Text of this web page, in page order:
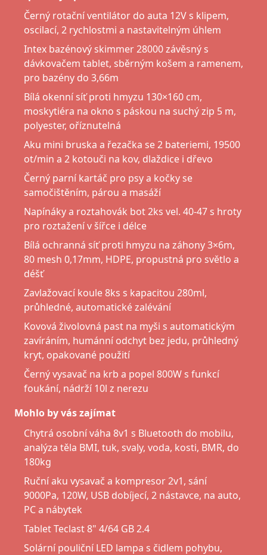
Černý rotační ventilátor do auta 12V s klipem,
oscilací, 2 rychlostmi a nastavitelným úhlem
Intex bazénový skimmer 28000 závěsný s
dávkovačem tablet, sběrným košem a ramenem,
pro bazény do 3,66m
Bílá okenní síť proti hmyzu 130×160 cm,
moskytiéra na okno s páskou na suchý zip 5 m,
polyester, oříznutelná
Aku mini bruska a řezačka se 2 bateriemi, 19500
ot/min a 2 kotouči na kov, dlaždice i dřevo
Černý parní kartáč pro psy a kočky se
samočištěním, párou a masáží
Napínáky a roztahovák bot 2ks vel. 40-47 s hroty
pro roztažení v šířce i délce
Bílá ochranná síť proti hmyzu na záhony 3×6m,
80 mesh 0,17mm, HDPE, propustná pro světlo a
déšť
Zavlažovací koule 8ks s kapacitou 280ml,
průhledné, automatické zalévání
Kovová živolovná past na myši s automatickým
zavíráním, humánní odchyt bez jedu, průhledný
kryt, opakované použití
Černý vysavač na krb a popel 800W s funkcí
foukání, nádrží 10l z nerezu
Mohlo by vás zajímat
Chytrá osobní váha 8v1 s Bluetooth do mobilu,
analýza těla BMI, tuk, svaly, voda, kosti, BMR, do
180kg
Ruční aku vysavač a kompresor 2v1, sání
9000Pa, 120W, USB dobíjecí, 2 nástavce, na auto,
PC a nábytek
Tablet Teclast 8" 4/64 GB 2.4
Solární pouliční LED lampa s čidlem pohybu,